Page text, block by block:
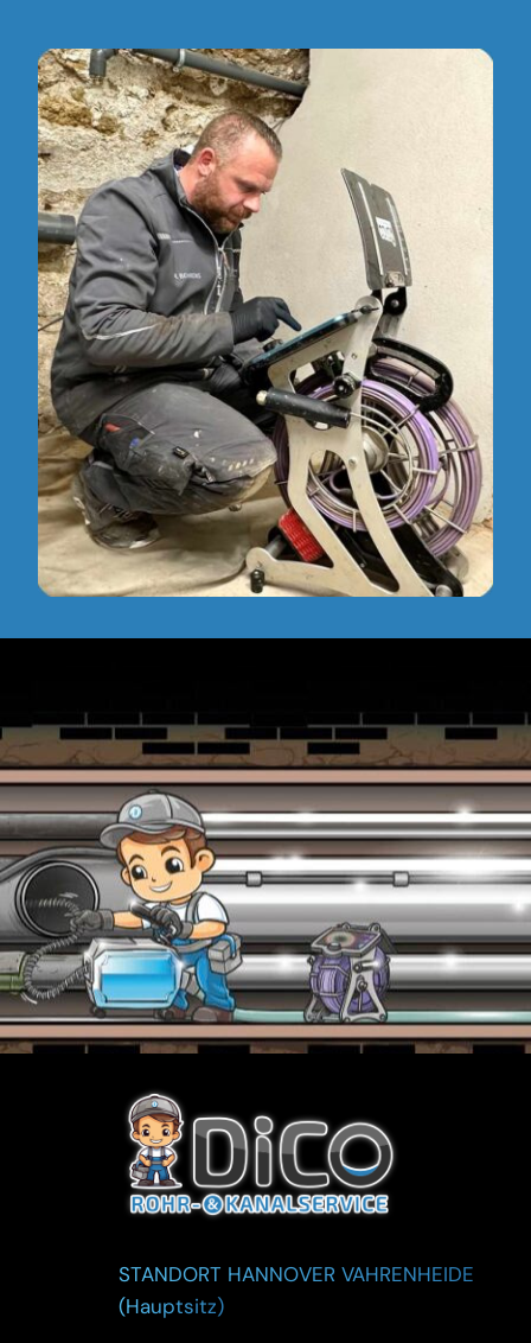
STANDORT HANNOVER VAHRENHEIDE
(Hauptsitz)